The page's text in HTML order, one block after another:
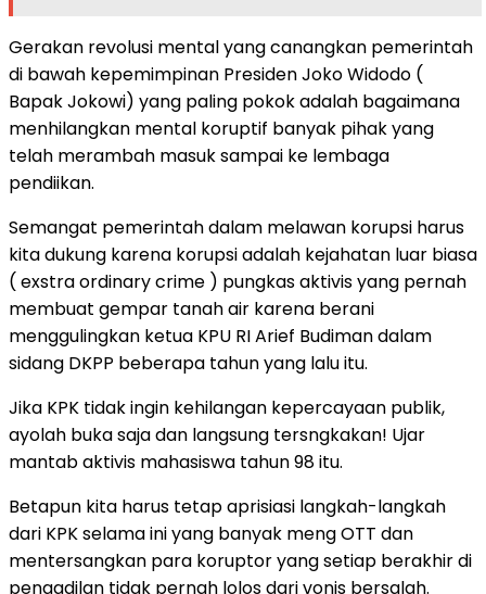
Gerakan revolusi mental yang canangkan pemerintah
di bawah kepemimpinan Presiden Joko Widodo (
Bapak Jokowi) yang paling pokok adalah bagaimana
menhilangkan mental koruptif banyak pihak yang
telah merambah masuk sampai ke lembaga
pendiikan.
Semangat pemerintah dalam melawan korupsi harus
kita dukung karena korupsi adalah kejahatan luar biasa
( exstra ordinary crime ) pungkas aktivis yang pernah
membuat gempar tanah air karena berani
menggulingkan ketua KPU RI Arief Budiman dalam
sidang DKPP beberapa tahun yang lalu itu.
Jika KPK tidak ingin kehilangan kepercayaan publik,
ayolah buka saja dan langsung tersngkakan! Ujar
mantab aktivis mahasiswa tahun 98 itu.
Betapun kita harus tetap aprisiasi langkah-langkah
dari KPK selama ini yang banyak meng OTT dan
mentersangkan para koruptor yang setiap berakhir di
pengadilan tidak pernah lolos dari vonis bersalah.